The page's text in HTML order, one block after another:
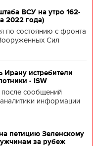
ВСУ на утро 162-
2022 года)
по состоянию с фронта
Сил
Ирану истребители
- ISW
после сообщений
информации
петицию Зеленскому
за рубеж